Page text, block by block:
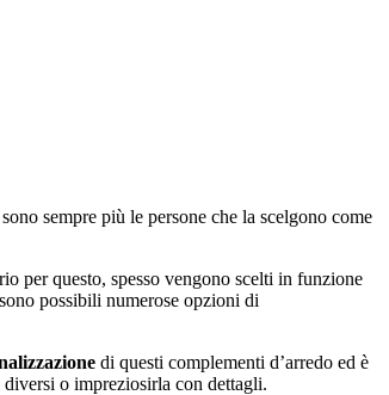
sempre più le persone che la scelgono come
per questo, spesso vengono scelti in funzione
possibili numerose opzioni di
di questi complementi d’arredo ed è
o impreziosirla con dettagli.